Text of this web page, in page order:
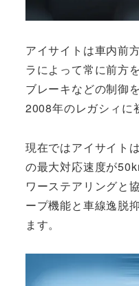
アイサイトは車内前
ラによって常に前方
ブレーキなどの制御
2008年のレガシィに
現在ではアイサイト
の最大対応速度が
ワーステアリングと
ープ機能と車線逸脱
ます。